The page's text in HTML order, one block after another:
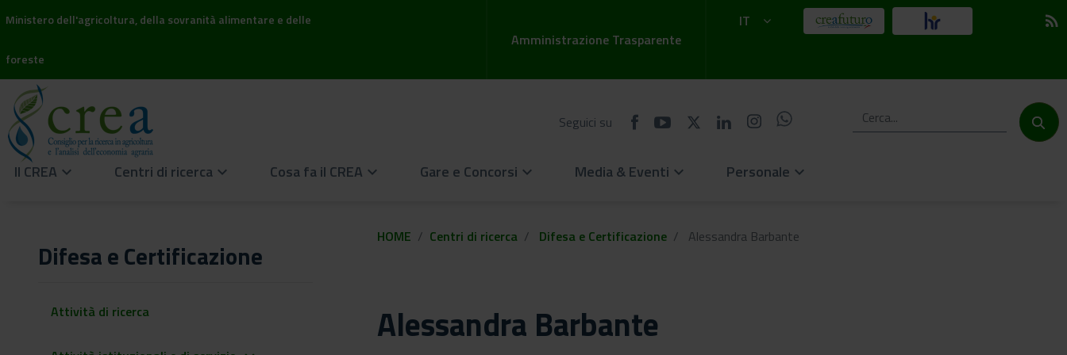
Ministero dell'agricoltura, della sovranità alimentare e delle
foreste
Amministrazione Trasparente
IT rss_feed
Seguici su
Il CREA keyboard_arrow_down Centri di ricerca keyboard_arrow_down Cosa fa il CREA keyboard_arrow_down Gare e Concorsi keyboard_arrow_down Media & Eventi keyboard_arrow_down Personale keyboard_arrow_down
Difesa e Certificazione
Attività di ricerca
HOME Centri di ricerca Difesa e Certificazione Alessandra Barbante
Alessandra Barbante